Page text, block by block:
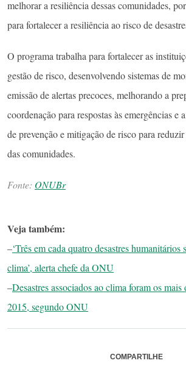
melhorar a resiliência dessas comunidades,
para fortalecer a resiliência ao risco de
O programa trabalha para fortalecer as
gestão de risco, desenvolvendo sistemas de
emissão de alertas precoces, melhorando a
coordenação para respostas às emergências e
de prevenção e mitigação de risco para
das comunidades.
Fonte: ONUBr
Veja também:
–‘Três em cada quatro desastres humanitários
clima’, alerta chefe da ONU
–Desastres associados ao clima foram os mais
2015, segundo ONU
COMPARTILHE